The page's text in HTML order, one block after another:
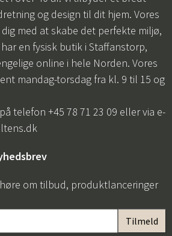
og design til dit hjem. Vores
med at skabe det perfekte miljø,
en fysisk butik i Staffanstorp,
online i hele Norden. Vores
mandag-torsdag fra kl. 9 til 15 og
telefon +45 78 71 23 09 eller via e-
om tilbud, produktlanceringer